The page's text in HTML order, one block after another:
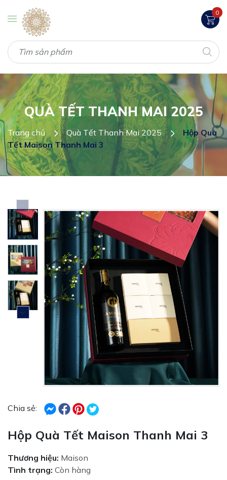
0
QUÀ TẾT THANH MAI 2025
Trang chủ Quà Tết Thanh Mai 2025
Hộp Quà
Tết Maison Thanh Mai 3
Chia sẻ:
Hộp Quà Tết Maison Thanh Mai 3
Thương hiệu: Maison
Tình trạng: Còn hàng